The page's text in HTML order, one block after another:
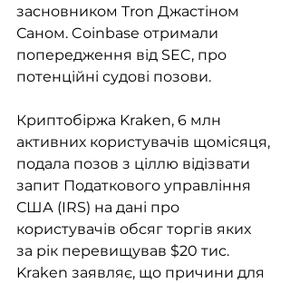
засновником Tron Джастіном
Саном. Coinbase отримали
попередження від SEC, про
потенційні судові позови.
Криптобіржа Kraken, 6 млн
активних користувачів щомісяця,
подала позов з ціллю відізвати
запит Податкового управління
США (IRS) на дані про
користувачів обсяг торгів яких
за рік перевищував $20 тис.
Kraken заявляє, що причини для